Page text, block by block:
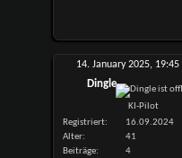
14. January 2025, 19:45
Dingle
KI-Pilot
Registriert
16.09.2024
Alter
41
Beiträge
4